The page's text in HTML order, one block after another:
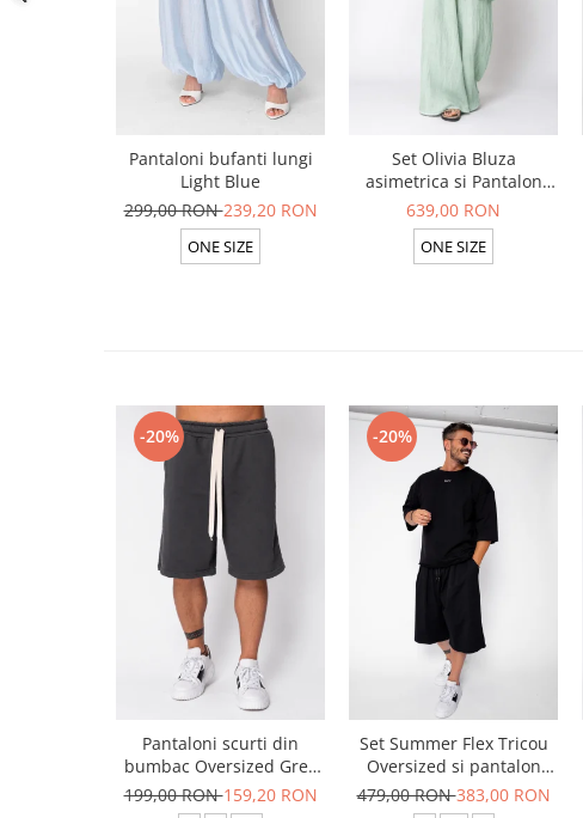
Pantaloni bufanti lungi
Light Blue
299,00 RON239,20 RON
ONE SIZE
Set Olivia Bluza
asimetrica si Pantalon
lung din 100% in Light
Olive
639,00 RON
ONE SIZE
-20%
Pantaloni scurti din
bumbac Oversized Grey
Anthracite
199,00 RON159,20 RON
-20%
Set Summer Flex Tricou
Oversized si pantalon
scurt Baggy Black
479,00 RON383,00 RON